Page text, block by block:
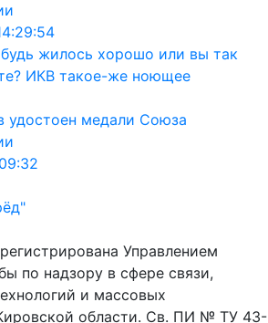
жилось хорошо или вы так
ИКВ такое-же ноющее
удостоен медали Союза
Управлением
по надзору в сфере связи,
и массовых
области. Св. ПИ № ТУ 43-